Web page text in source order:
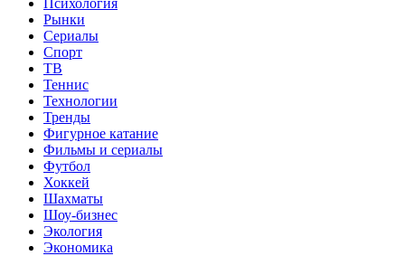
Рынки
Сериалы
Спорт
ТВ
Теннис
Технологии
Тренды
Фигурное катание
Фильмы и сериалы
Футбол
Хоккей
Шахматы
Шоу-бизнес
Экология
Экономика